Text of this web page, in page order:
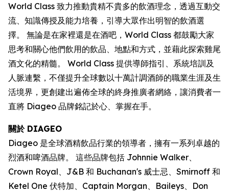
World Class 致力推動貴精不貴多的飲酒理念，透過互動交
流、知識傳授及能力培養，引導大眾作出明智的飲酒選
擇。 無論是在家裡還是在酒吧，World Class 都鼓勵大家
思考和關心他們飲用的飲品、地點和方式，並藉此探索雞尾
酒文化的精髓。 World Class 提供導師指引、系統培訓及
人脈連繫，不僅提升全球數以十萬計調酒師的職業生涯及生
活境界，更創建出遍佈全球的終身推廣者網絡，讓消費者一
直將 Diageo 品牌銘記於心、掌握在手。
關於 DIAGEO
Diageo 是全球酒精飲品行業的領導者，擁有一系列卓越的
烈酒和啤酒品牌。 這些品牌包括 Johnnie Walker、
Crown Royal、J&B 和 Buchanan's 威士忌、Smirnoff 和
Ketel One 伏特加、Captain Morgan、Baileys、Don